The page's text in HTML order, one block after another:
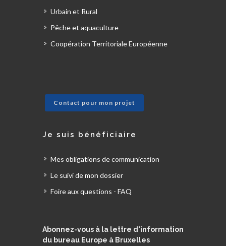
Urbain et Rural
Pêche et aquaculture
Coopération Territoriale Européenne
Contact pour mon projet
Je suis bénéficiaire
Mes obligations de communication
Le suivi de mon dossier
Foire aux questions - FAQ
Abonnez-vous à la lettre d'information
du bureau Europe à Bruxelles